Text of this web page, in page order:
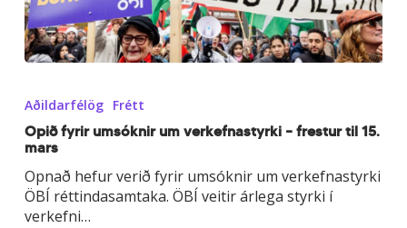
umsóknir
um
verkefnastyrki
–
frestur
til
Aðildarfélög Frétt
Opið fyrir umsóknir um verkefnastyrki – frestur til 15.
mars
Opnað hefur verið fyrir umsóknir um verkefnastyrki
ÖBÍ réttindasamtaka. ÖBÍ veitir árlega styrki í
verkefni…